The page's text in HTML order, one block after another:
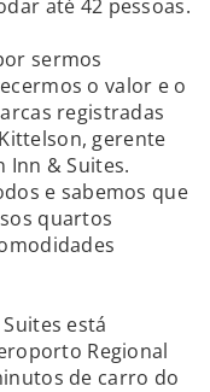
até 42 pessoas.
sermos
o valor e o
registradas
gerente
Inn & Suites.
e sabemos que
quartos
está
Regional
de carro do